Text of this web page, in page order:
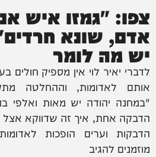
צפו: "גמזו איש
אדם, שונא
יש מה לומר
לדברי יאיר לוי אין מספיק חולים
אותם לאדומות, וההחלטה
"במחנה יהודה יש מאות ואלפי
הדבקה אחת, איך זה שדווקא
הדבקות וערים הופכות
מוזמנים להגיב